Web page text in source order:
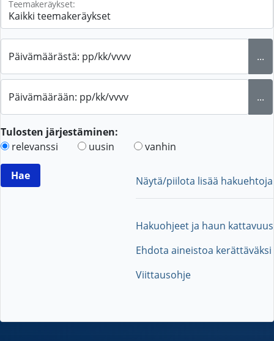
Teemakeräykset:
Päivämäärästä: pp/kk/vvvv ...
Päivämäärään: pp/kk/vvvv ...
Tulosten järjestäminen:
relevanssi
uusin vanhin
Näytä/piilota lisää hakuehtoja
Hakuohjeet ja haun kattavuus
Ehdota aineistoa kerättäväksi
Viittausohje